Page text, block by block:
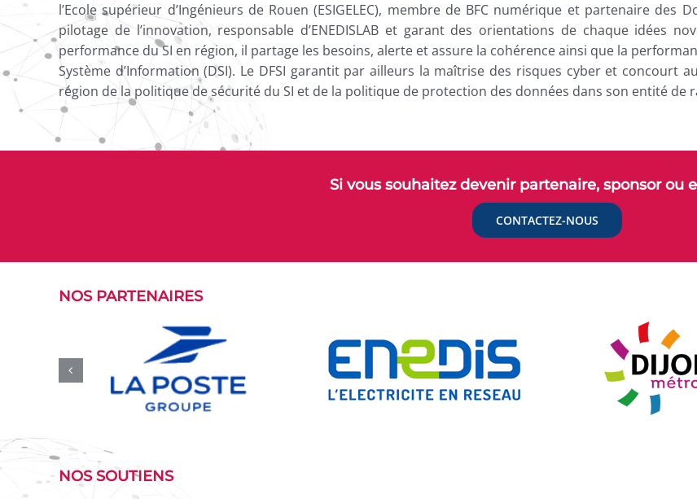
l’Ecole supérieur d’Ingénieurs de Rouen (ESIGELEC), membre de BFC numérique et partenaire
pilotage de l’innovation, responsable d’ENEDISLAB et garant des orientations de chaque idées
performance du SI en région, il partage les besoins, alerte et assure la cohérence ainsi que la
Système d’Information (DSI). Le DFSI garantit par ailleurs la maîtrise des risques cyber et concourt
région de la politique de sécurité du SI et de la politique de protection des données dans son entité de
Si vous souhaitez devenir partenaire, sponsor ou
CONTACTEZ-NOUS
NOS PARTENAIRES
NOS SOUTIENS